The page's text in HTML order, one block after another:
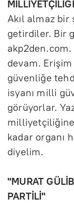
Akıl almaz
getirdiler. Bir
devam.
güvenliğe
isyanı milli
görüyorlar.
kadar organı
diyelim.
"MURAT
PARTİLİ"